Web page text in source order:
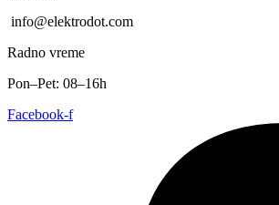
info@elektrodot.com
Radno vreme
Pon–Pet: 08–16h
Facebook-f